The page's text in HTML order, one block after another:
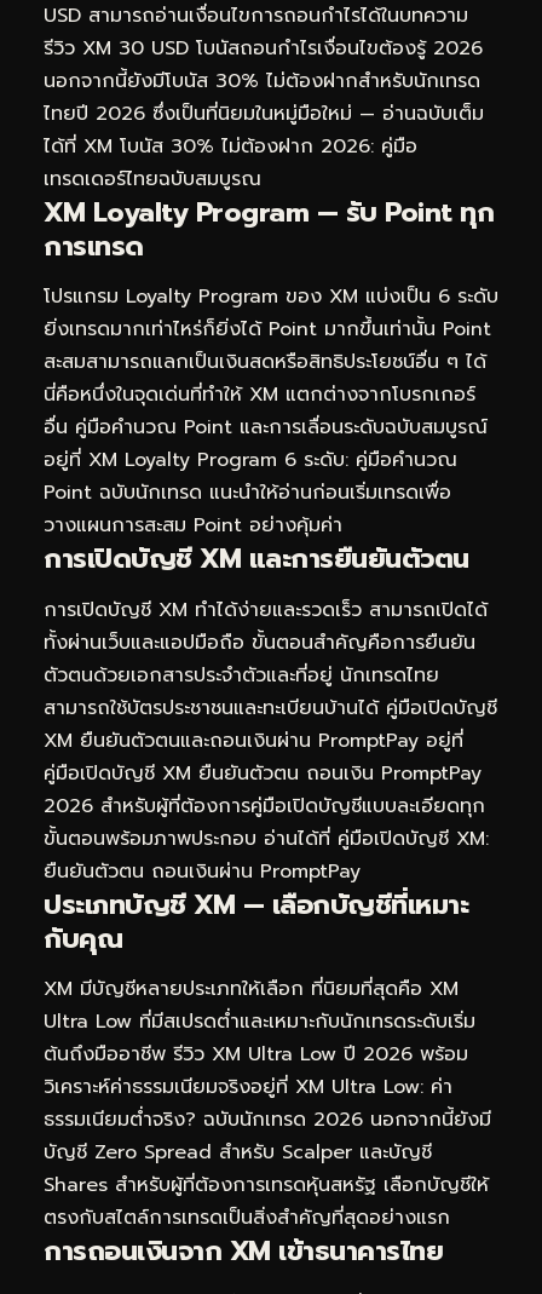
USD สามารถอ่านเงื่อนไขการถอนกำไรได้ในบทความ
รีวิว XM 30 USD โบนัสถอนกำไรเงื่อนไขต้องรู้ 2026
นอกจากนี้ยังมีโบนัส 30% ไม่ต้องฝากสำหรับนักเทรด
ไทยปี 2026 ซึ่งเป็นที่นิยมในหมู่มือใหม่ — อ่านฉบับเต็ม
ได้ที่ XM โบนัส 30% ไม่ต้องฝาก 2026: คู่มือ
เทรดเดอร์ไทยฉบับสมบูรณ
XM Loyalty Program — รับ Point ทุก
การเทรด
โปรแกรม Loyalty Program ของ XM แบ่งเป็น 6 ระดับ
ยิ่งเทรดมากเท่าไหร่ก็ยิ่งได้ Point มากขึ้นเท่านั้น Point
สะสมสามารถแลกเป็นเงินสดหรือสิทธิประโยชน์อื่น ๆ ได้
นี่คือหนึ่งในจุดเด่นที่ทำให้ XM แตกต่างจากโบรกเกอร์
อื่น คู่มือคำนวณ Point และการเลื่อนระดับฉบับสมบูรณ์
อยู่ที่ XM Loyalty Program 6 ระดับ: คู่มือคำนวณ
Point ฉบับนักเทรด แนะนำให้อ่านก่อนเริ่มเทรดเพื่อ
วางแผนการสะสม Point อย่างคุ้มค่า
การเปิดบัญชี XM และการยืนยันตัวตน
การเปิดบัญชี XM ทำได้ง่ายและรวดเร็ว สามารถเปิดได้
ทั้งผ่านเว็บและแอปมือถือ ขั้นตอนสำคัญคือการยืนยัน
ตัวตนด้วยเอกสารประจำตัวและที่อยู่ นักเทรดไทย
สามารถใช้บัตรประชาชนและทะเบียนบ้านได้ คู่มือเปิดบัญชี
XM ยืนยันตัวตนและถอนเงินผ่าน PromptPay อยู่ที่
คู่มือเปิดบัญชี XM ยืนยันตัวตน ถอนเงิน PromptPay
2026 สำหรับผู้ที่ต้องการคู่มือเปิดบัญชีแบบละเอียดทุก
ขั้นตอนพร้อมภาพประกอบ อ่านได้ที่ คู่มือเปิดบัญชี XM:
ยืนยันตัวตน ถอนเงินผ่าน PromptPay
ประเภทบัญชี XM — เลือกบัญชีที่เหมาะ
กับคุณ
XM มีบัญชีหลายประเภทให้เลือก ที่นิยมที่สุดคือ XM
Ultra Low ที่มีสเปรดต่ำและเหมาะกับนักเทรดระดับเริ่ม
ต้นถึงมืออาชีพ รีวิว XM Ultra Low ปี 2026 พร้อม
วิเคราะห์ค่าธรรมเนียมจริงอยู่ที่ XM Ultra Low: ค่า
ธรรมเนียมต่ำจริง? ฉบับนักเทรด 2026 นอกจากนี้ยังมี
บัญชี Zero Spread สำหรับ Scalper และบัญชี
Shares สำหรับผู้ที่ต้องการเทรดหุ้นสหรัฐ เลือกบัญชีให้
ตรงกับสไตล์การเทรดเป็นสิ่งสำคัญที่สุดอย่างแรก
การถอนเงินจาก XM เข้าธนาคารไทย